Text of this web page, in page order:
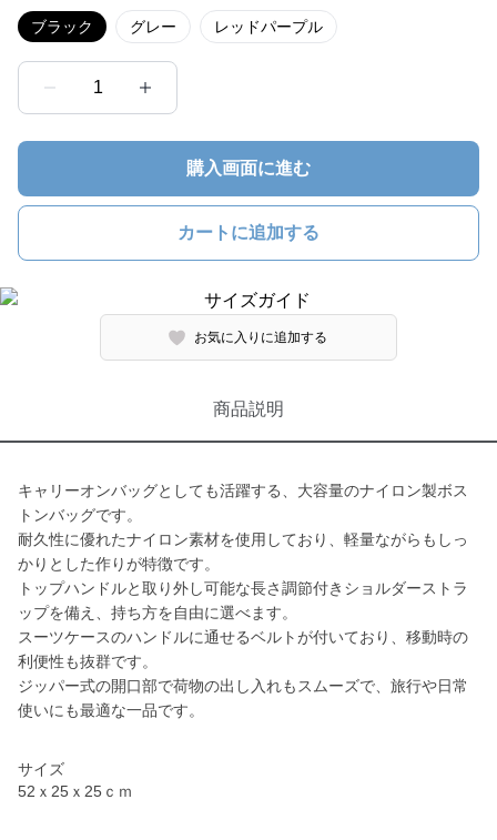
ブラック グレー レッドパープル
1
購入画面に進む
カートに追加する
お気に入りに追加する
商品説明
キャリーオンバッグとしても活躍する、大容量のナイロン製ボス
トンバッグです。
耐久性に優れたナイロン素材を使用しており、軽量ながらもしっ
かりとした作りが特徴です。
トップハンドルと取り外し可能な長さ調節付きショルダーストラ
ップを備え、持ち方を自由に選べます。
スーツケースのハンドルに通せるベルトが付いており、移動時の
利便性も抜群です。
ジッパー式の開口部で荷物の出し入れもスムーズで、旅行や日常
使いにも最適な一品です。
サイズ
52ｘ25ｘ25ｃｍ